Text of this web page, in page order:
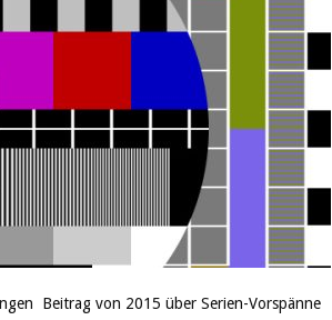
Beitrag von 2015 über Serien-Vorspänne